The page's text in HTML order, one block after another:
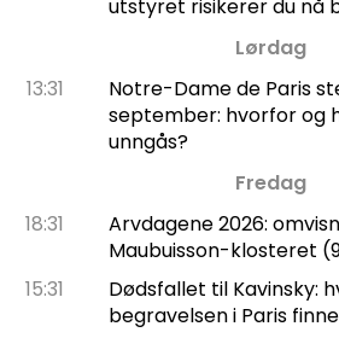
utstyret risikerer du nå
Lørdag
13:31
Notre-Dame de Paris
september: hvorfor og
unngås?
Fredag
18:31
Arvdagene 2026:
Maubuisson-klosteret
15:31
Dødsfallet til Kavinsky:
begravelsen i Paris